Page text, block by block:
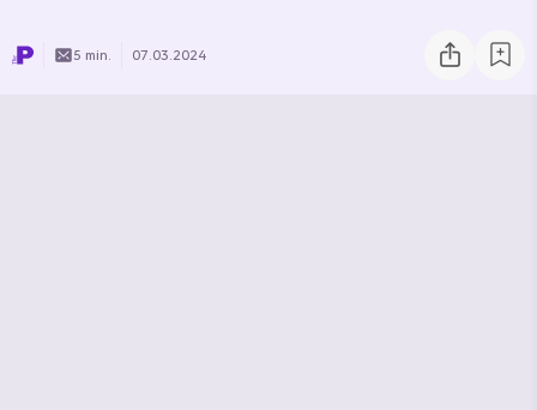
5 min. 07.03.2024